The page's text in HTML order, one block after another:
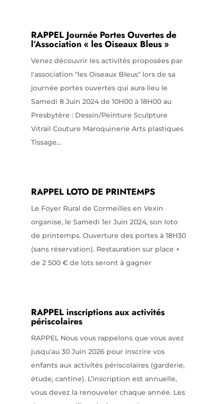
RAPPEL Journée Portes Ouvertes de
l’Association « les Oiseaux Bleus »
Venez découvrir les activités proposées par
l'association "les Oiseaux Bleus" lors de sa
journée portes ouvertes qui aura lieu le
Samedi 8 Juin 2024 de 10H00 à 18H00 au
Presbytère : Dessin/Peinture Sculpture
Vitrail Couture Maroquinerie Arts plastiques
Tissage...
RAPPEL LOTO DE PRINTEMPS
Le Foyer Rural de Cormeilles en Vexin
organise, le Samedi 1er Juin 2024, son loto
de printemps. Ouverture des portes à 18H30
(sans réservation). Restauration sur place +
de 2 500 € de lots seront à gagner
RAPPEL inscriptions aux activités
périscolaires
RAPPEL Nous vous rappelons que vous avez
jusqu'au 30 Juin 2026 pour inscrire vos
enfants aux activités périscolaires (garderie,
étude, cantine). L’inscription est annuelle,
vous devez la renouveler chaque année. Les